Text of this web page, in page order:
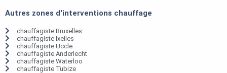
Autres zones d'interventions chauffage
chauffagiste Bruxelles
chauffagiste Ixelles
chauffagiste Uccle
chauffagiste Anderlecht
chauffagiste Waterloo
chauffagiste Tubize